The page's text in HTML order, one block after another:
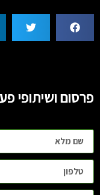
פרסום ושיתופי